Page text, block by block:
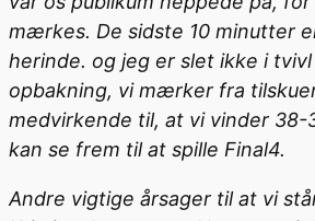
mærkes. De sidste 10 minutter
herinde. og jeg er slet ikke i
opbakning, vi mærker fra
medvirkende til, at vi vinder 38-
kan se frem til at spille Final4.
Andre vigtige årsager til at vi